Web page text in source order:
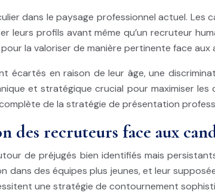
dans le paysage professionnel actuel.
profils avant même qu’un recruteur
la valoriser de manière pertinente face
écartés en raison de leur âge, une
et stratégique crucial pour maximiser
de la stratégie de présentation
des recruteurs face aux
de préjugés bien identifiés mais
dans des équipes plus jeunes, et leur
une stratégie de contournement